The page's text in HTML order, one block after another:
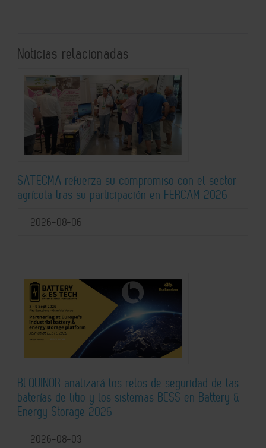
Noticias relacionadas
SATECMA refuerza su compromiso con el sector
agrícola tras su participación en FERCAM 2026
2026-08-06
BEQUINOR analizará los retos de seguridad de las
baterías de litio y los sistemas BESS en Battery &
Energy Storage 2026
2026-08-03